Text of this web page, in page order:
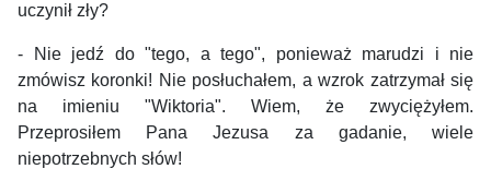
uczynił zły?
- Nie jedź do "tego, a tego", ponieważ marudzi i nie
zmówisz koronki! Nie posłuchałem, a wzrok zatrzymał się
na imieniu "Wiktoria". Wiem, że zwyciężyłem.
Przeprosiłem Pana Jezusa za gadanie, wiele
niepotrzebnych słów!